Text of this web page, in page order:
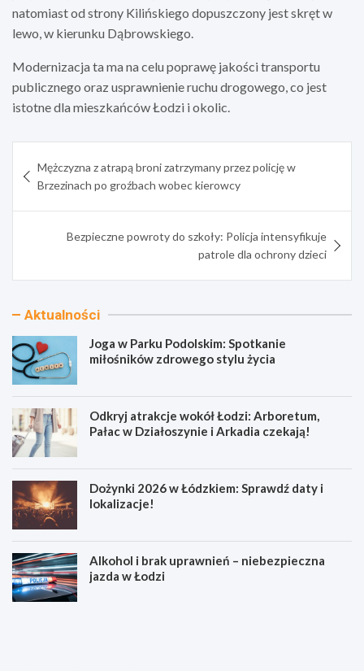
natomiast od strony Kilińskiego dopuszczony jest skręt w
lewo, w kierunku Dąbrowskiego.
Modernizacja ta ma na celu poprawę jakości transportu
publicznego oraz usprawnienie ruchu drogowego, co jest
istotne dla mieszkańców Łodzi i okolic.
wpisu
Mężczyzna z atrapą broni zatrzymany przez policję w
Brzezinach po groźbach wobec kierowcy
Bezpieczne powroty do szkoły: Policja intensyfikuje
patrole dla ochrony dzieci
Aktualności
Joga w Parku Podolskim: Spotkanie
miłośników zdrowego stylu życia
Odkryj atrakcje wokół Łodzi: Arboretum,
Pałac w Działoszynie i Arkadia czekają!
Dożynki 2026 w Łódzkiem: Sprawdź daty i
lokalizacje!
Alkohol i brak uprawnień – niebezpieczna
jazda w Łodzi
J
O